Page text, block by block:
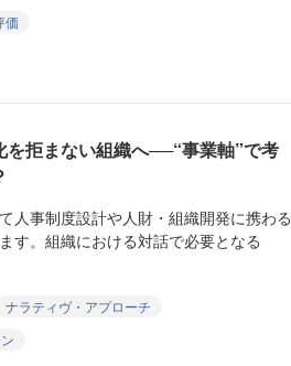
価
拒まない組織へ──“事業軸”で考
人事制度設計や人財・組織開発に携わる
す。組織における対話で必要となる
ナラティヴ・アプローチ